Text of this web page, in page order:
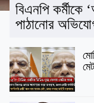
বিএনপি কর্মীকে
পাঠানোর